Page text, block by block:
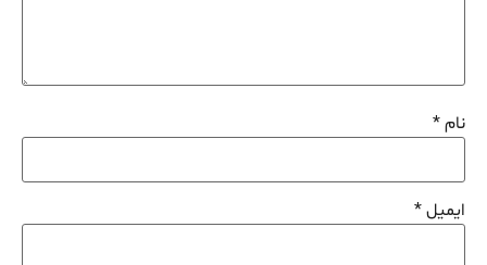
نام*
ایمیل*